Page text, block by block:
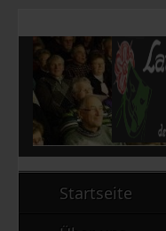
Startseite